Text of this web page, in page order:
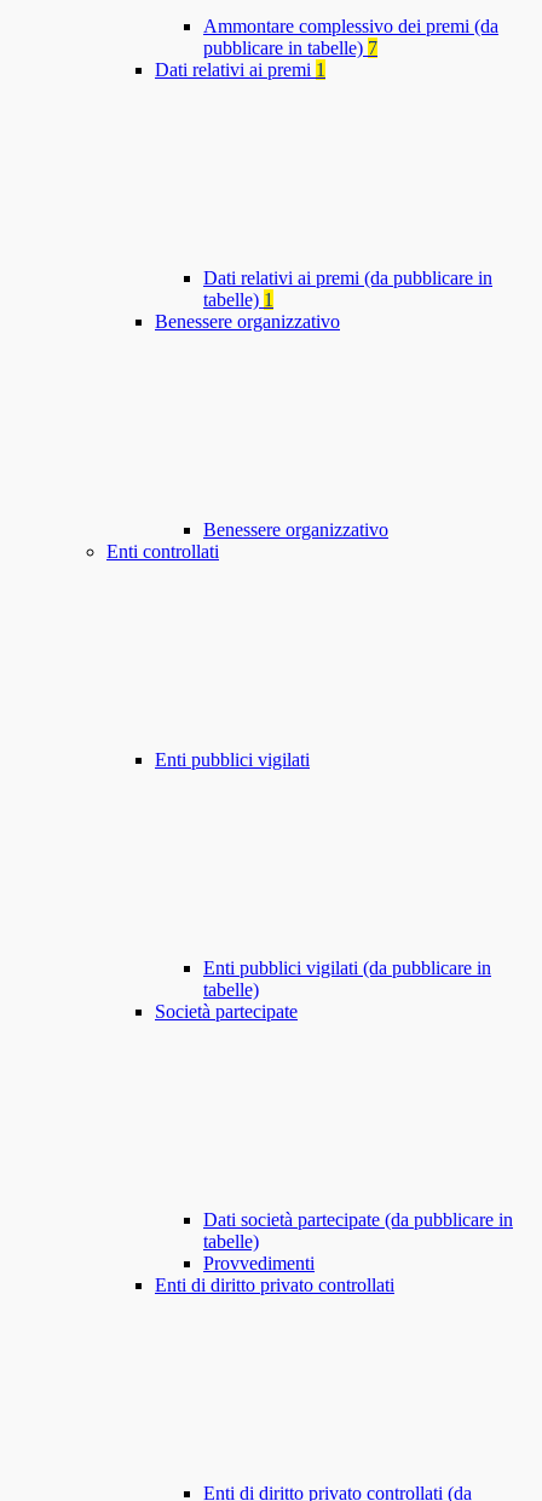
Ammontare complessivo dei premi (da
pubblicare in tabelle) 7
Dati relativi ai premi 1
Dati relativi ai premi (da pubblicare in
tabelle) 1
Benessere organizzativo
Benessere organizzativo
Enti controllati
Enti pubblici vigilati
Enti pubblici vigilati (da pubblicare in
tabelle)
Società partecipate
Dati società partecipate (da pubblicare in
tabelle)
Provvedimenti
Enti di diritto privato controllati
Enti di diritto privato controllati (da